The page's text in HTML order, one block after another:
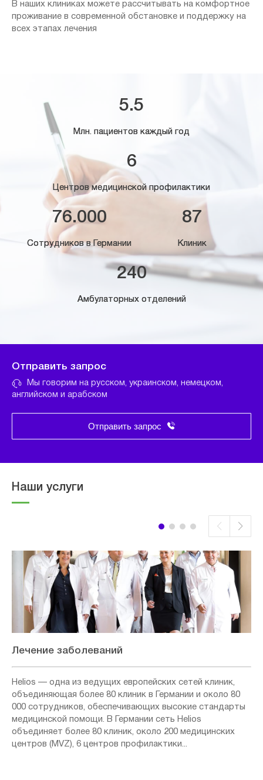
В наших клиниках можете рассчитывать на комфортное
проживание в современной обстановке и поддержку на
всех этапах лечения
5.5
Млн. пациентов каждый год
6
Центров медицинской профилактики
76.000
Сотрудников в Германии
87
Клиник
240
Амбулаторных отделений
Отправить запрос
Мы говорим на русском, украинском, немецком,
английском и арабском
Отправить запрос
Наши услуги
Лечение заболеваний
Helios — одна из ведущих европейских сетей клиник,
объединяющая более 80 клиник в Германии и около 80
000 сотрудников, обеспечивающих высокие стандарты
медицинской помощи. В Германии сеть Helios
объединяет более 80 клиник, около 200 медицинских
центров (MVZ), 6 центров профилактики...